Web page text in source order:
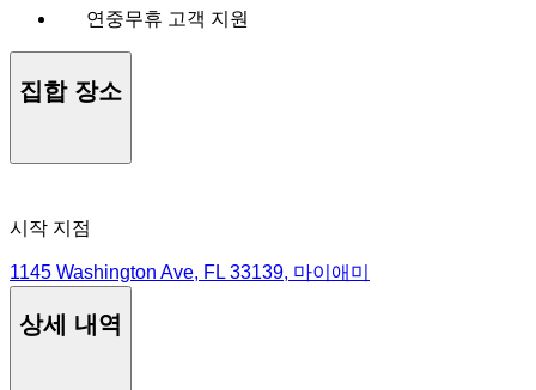
연중무휴 고객 지원
집합 장소
시작 지점
1145 Washington Ave, FL 33139, 마이애미
상세 내역